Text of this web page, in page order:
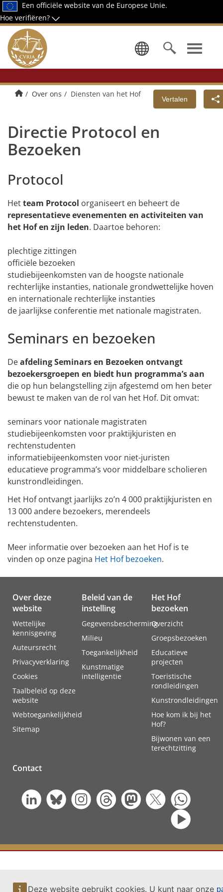
Deze website gebruikt cookies. U kunt naar onze
Een officiële website van de Europese Unie.
Hoe verifiëren?
Kies een
Startpagina
Over ons Diensten van het Hof
Vertalen
Directie Protocol en
Bezoeken
Protocol
Hetteam Protocol organiseert en beheert de
representatieve evenementen en activiteiten van
het Hof en zijn leden. Daartoe behoren:
plechtige zittingen
officiële bezoeken
studiebijeenkomsten van de hoogste nationale
rechterlijke instanties, nationale grondwettelijke hoven
en internationale rechterlijke instanties
de jaarlijkse conferentie met nationale magistraten.
Seminars en bezoeken
Deafdeling Seminars en Bezoeken ontvangt
bezoekersgroepen en biedt hun programma’s aan
die op hun belangstelling zijn afgestemd om hen beter
bewust te maken van de rol van het Hof. Dit omvat:
seminars voor nationale magistraten
studiebijeenkomsten voor praktijkjuristen en
rechtenstudenten
informatiebijeenkomsten voor niet-juristen
educatieve programma’s voor middelbare scholieren
kunstrondleidingen.
Het Hof ontvangt jaarlijks zo’n 4 000 praktijkjuristen en
13 000 andere bezoekers, merendeels
rechtenstudenten.
Meer informatie over bezoeken aan het Hof is te
vinden op onze pagina Het Hof bezoeken.
Over deze
website
Wettelijke
kennisgeving
Auteursrecht
Privacyverklaring
Cookies
Taalbeleid op deze
website
Webtoegankelijkheid
Sitemap
Beleid van de
instelling
Gegevensbescherming
Milieu
Toegankelijkheid
Kunstmatige
intelligentie
Het Hof
bezoeken
Overzicht
Groepsbezoeken
Educatieve
projecten
Toeristische
rondleidingen
Kunstrondleidingen
Hoe kom ik bij het
Hof?
Bijwonen van een
terechtzitting
Contact